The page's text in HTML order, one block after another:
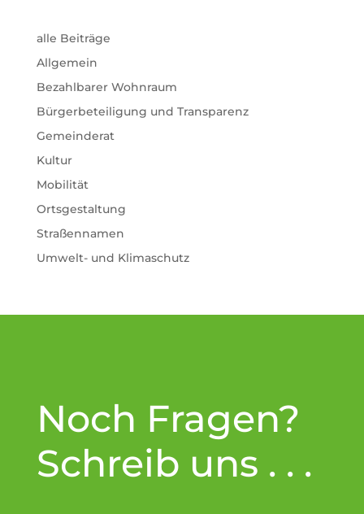
alle Beiträge
Allgemein
Bezahlbarer Wohnraum
Bürgerbeteiligung und Transparenz
Gemeinderat
Kultur
Mobilität
Ortsgestaltung
Straßennamen
Umwelt- und Klimaschutz
Noch Fragen?
Schreib uns . . .